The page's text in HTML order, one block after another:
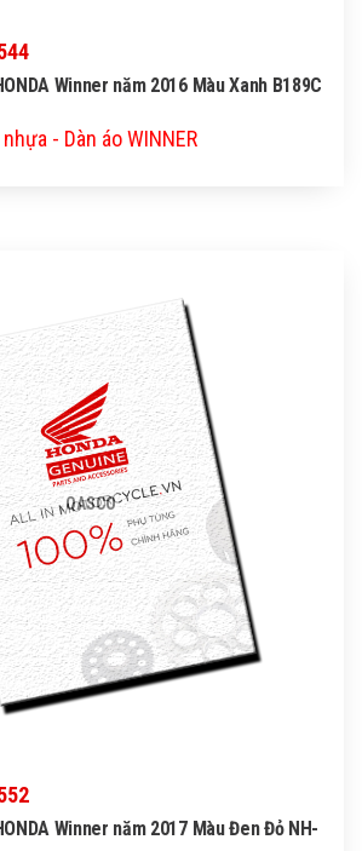
Winner năm 2016 Màu Xanh B189C
- Dàn áo WINNER
QASCO
Winner năm 2017 Màu Đen Đỏ NH-